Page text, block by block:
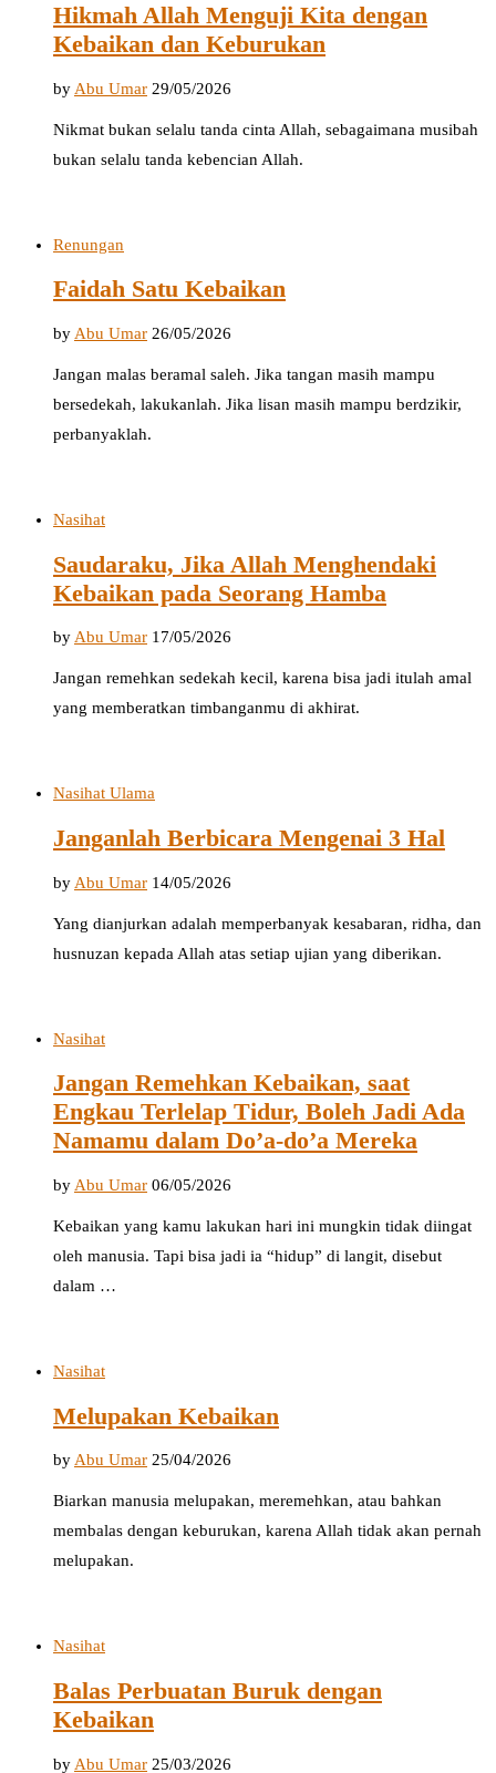
Hikmah Allah Menguji Kita dengan
Kebaikan dan Keburukan
by Abu Umar 29/05/2026
Nikmat bukan selalu tanda cinta Allah, sebagaimana musibah
bukan selalu tanda kebencian Allah.
Renungan
Faidah Satu Kebaikan
by Abu Umar 26/05/2026
Jangan malas beramal saleh. Jika tangan masih mampu
bersedekah, lakukanlah. Jika lisan masih mampu berdzikir,
perbanyaklah.
Nasihat
Saudaraku, Jika Allah Menghendaki
Kebaikan pada Seorang Hamba
byAbu Umar 17/05/2026
Jangan remehkan sedekah kecil, karena bisa jadi itulah amal
yang memberatkan timbanganmu di akhirat.
Nasihat Ulama
Janganlah Berbicara Mengenai 3 Hal
by Abu Umar 14/05/2026
Yang dianjurkan adalah memperbanyak kesabaran, ridha, dan
husnuzan kepada Allah atas setiap ujian yang diberikan.
Nasihat
Jangan Remehkan Kebaikan, saat
Engkau Terlelap Tidur, Boleh Jadi Ada
Namamu dalam Do’a-do’a Mereka
by Abu Umar 06/05/2026
Kebaikan yang kamu lakukan hari ini mungkin tidak diingat
oleh manusia. Tapi bisa jadi ia “hidup” di langit, disebut
dalam …
Nasihat
Melupakan Kebaikan
byAbu Umar 25/04/2026
Biarkan manusia melupakan, meremehkan, atau bahkan
membalas dengan keburukan, karena Allah tidak akan pernah
melupakan.
Nasihat
Balas Perbuatan Buruk dengan
Kebaikan
by Abu Umar 25/03/2026